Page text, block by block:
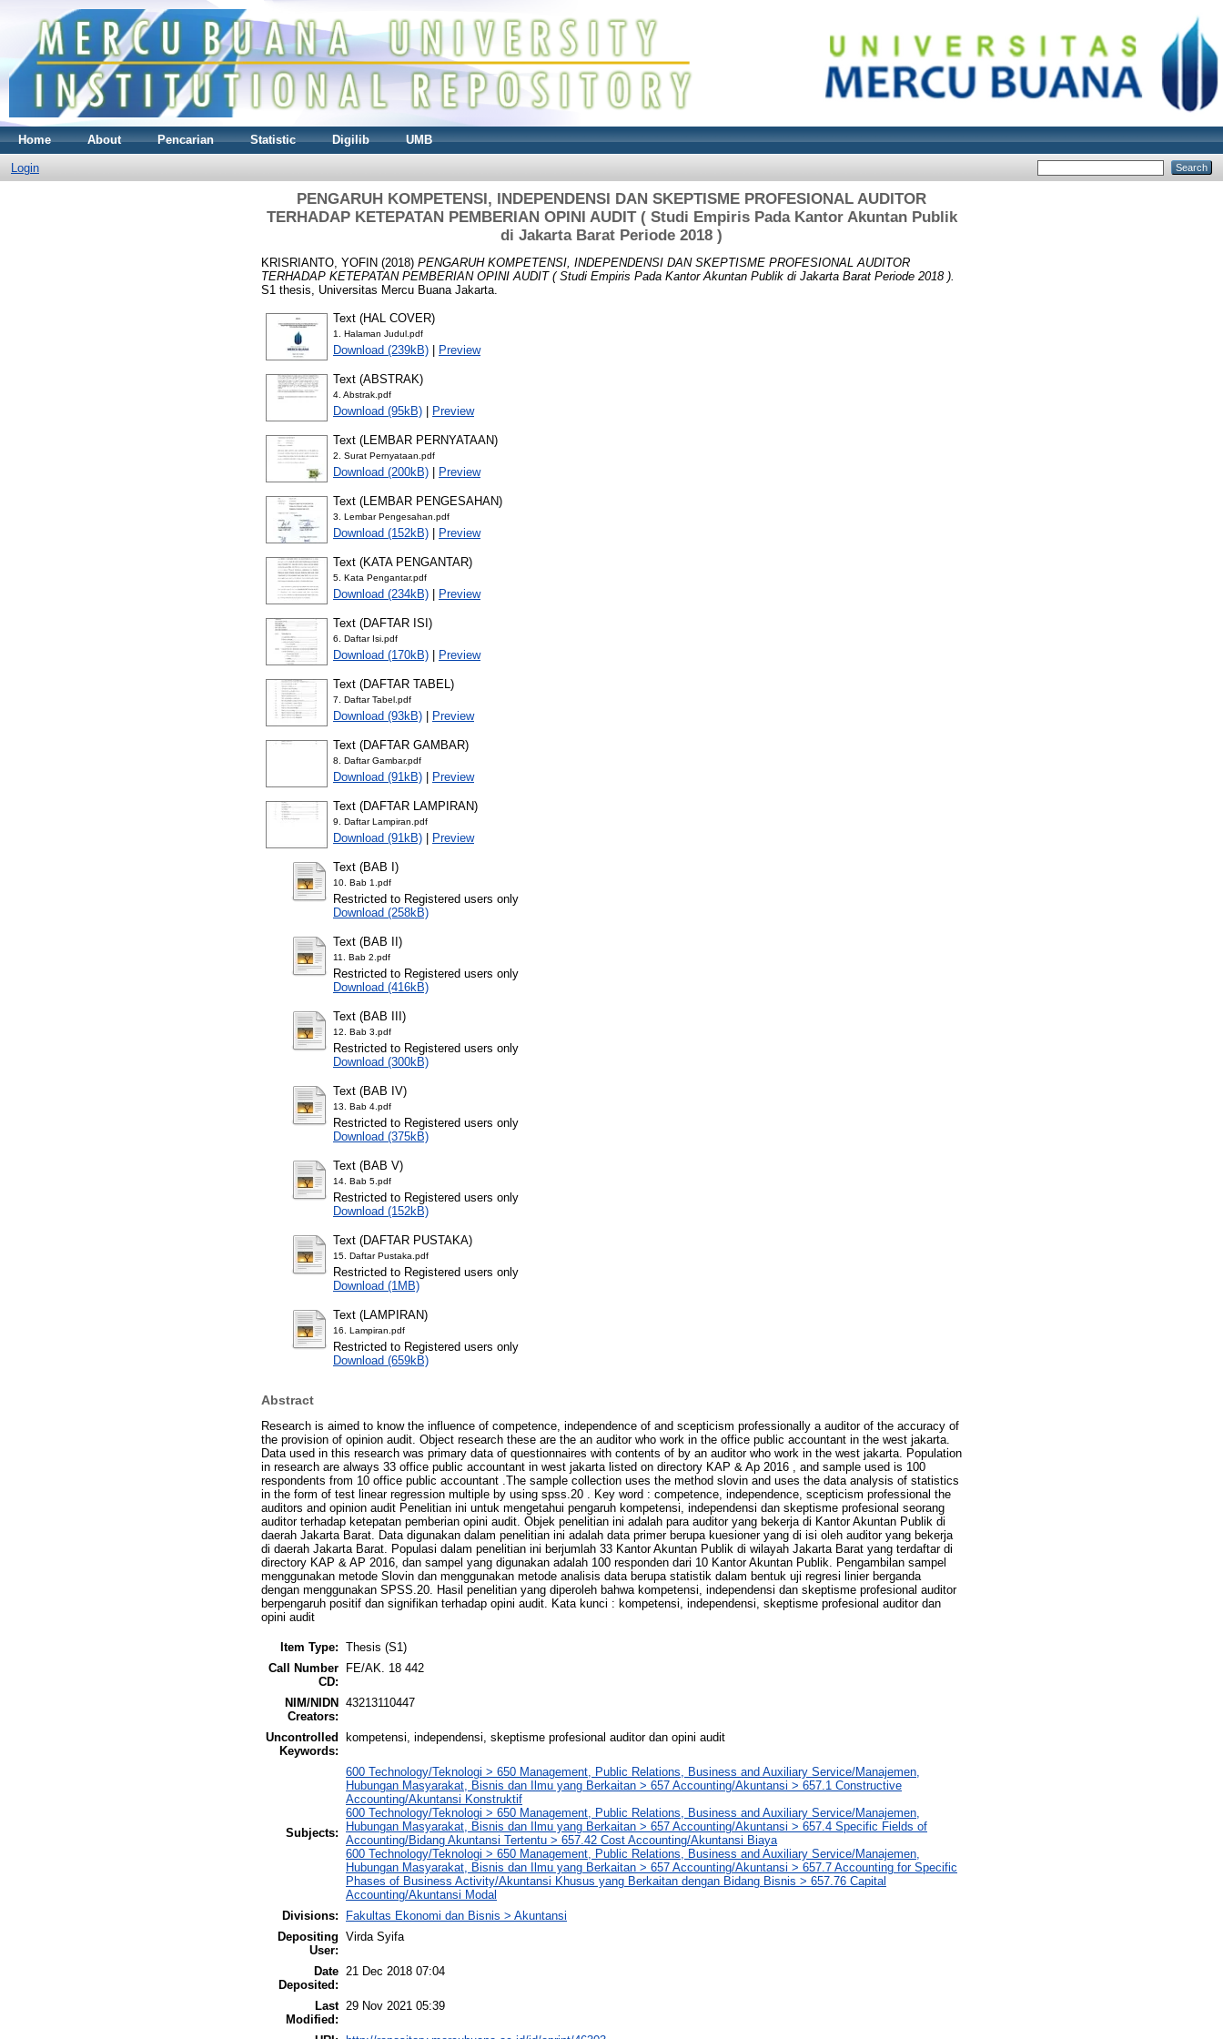
Home About Pencarian Statistic Digilib UMB
Login
PENGARUH KOMPETENSI, INDEPENDENSI DAN SKEPTISME PROFESIONAL AUDITOR
TERHADAP KETEPATAN PEMBERIAN OPINI AUDIT ( Studi Empiris Pada Kantor Akuntan Publik
di Jakarta Barat Periode 2018 )
KRISRIANTO, YOFIN (2018) PENGARUH KOMPETENSI, INDEPENDENSI DAN SKEPTISME PROFESIONAL AUDITOR
TERHADAP KETEPATAN PEMBERIAN OPINI AUDIT ( Studi Empiris Pada Kantor Akuntan Publik di Jakarta Barat Periode 2018 ).
S1 thesis, Universitas Mercu Buana Jakarta.
Text (HAL COVER)
1. Halaman Judul.pdf
Download (239kB) Preview
Text (ABSTRAK)
4. Abstrak.pdf
Download (95kB) Preview
Text (LEMBAR PERNYATAAN)
2. Surat Pernyataan.pdf
Download (200kB) Preview
Text (LEMBAR PENGESAHAN)
3. Lembar Pengesahan.pdf
Download (152kB) Preview
Text (KATA PENGANTAR)
5. Kata Pengantar.pdf
Download (234kB) Preview
Text (DAFTAR ISI)
6. Daftar Isi.pdf
Download (170kB) Preview
Text (DAFTAR TABEL)
7. Daftar Tabel.pdf
Download (93kB) Preview
Text (DAFTAR GAMBAR)
8. Daftar Gambar.pdf
Download (91kB) Preview
Text (DAFTAR LAMPIRAN)
9. Daftar Lampiran.pdf
Download (91kB) Preview
Text (BAB I)
10. Bab 1.pdf
Restricted to Registered users only
Download (258kB)
Text (BAB II)
11. Bab 2.pdf
Restricted to Registered users only
Download (416kB)
Text (BAB III)
12. Bab 3.pdf
Restricted to Registered users only
Download (300kB)
Text (BAB IV)
13. Bab 4.pdf
Restricted to Registered users only
Download (375kB)
Text (BAB V)
14. Bab 5.pdf
Restricted to Registered users only
Download (152kB)
Text (DAFTAR PUSTAKA)
15. Daftar Pustaka.pdf
Restricted to Registered users only
Download (1MB)
Text (LAMPIRAN)
16. Lampiran.pdf
Restricted to Registered users only
Download (659kB)
Abstract
Research is aimed to know the influence of competence, independence of and scepticism professionally a auditor of the accuracy of
the provision of opinion audit. Object research these are the an auditor who work in the office public accountant in the west jakarta.
Data used in this research was primary data of questionnaires with contents of by an auditor who work in the west jakarta. Population
in research are always 33 office public accountant in west jakarta listed on directory KAP & Ap 2016 , and sample used is 100
respondents from 10 office public accountant .The sample collection uses the method slovin and uses the data analysis of statistics
in the form of test linear regression multiple by using spss.20 . Key word : competence, independence, scepticism professional the
auditors and opinion audit Penelitian ini untuk mengetahui pengaruh kompetensi, independensi dan skeptisme profesional seorang
auditor terhadap ketepatan pemberian opini audit. Objek penelitian ini adalah para auditor yang bekerja di Kantor Akuntan Publik di
daerah Jakarta Barat. Data digunakan dalam penelitian ini adalah data primer berupa kuesioner yang di isi oleh auditor yang bekerja
di daerah Jakarta Barat. Populasi dalam penelitian ini berjumlah 33 Kantor Akuntan Publik di wilayah Jakarta Barat yang terdaftar di
directory KAP & AP 2016, dan sampel yang digunakan adalah 100 responden dari 10 Kantor Akuntan Publik. Pengambilan sampel
menggunakan metode Slovin dan menggunakan metode analisis data berupa statistik dalam bentuk uji regresi linier berganda
dengan menggunakan SPSS.20. Hasil penelitian yang diperoleh bahwa kompetensi, independensi dan skeptisme profesional auditor
berpengaruh positif dan signifikan terhadap opini audit. Kata kunci : kompetensi, independensi, skeptisme profesional auditor dan
opini audit
Item Type: Thesis (S1)
Call Number
CD:
FE/AK. 18 442
NIM/NIDN
Creators:
43213110447
Uncontrolled
Keywords:
kompetensi, independensi, skeptisme profesional auditor dan opini audit
Subjects:
600 Technology/Teknologi > 650 Management, Public Relations, Business and Auxiliary Service/Manajemen,
Hubungan Masyarakat, Bisnis dan Ilmu yang Berkaitan > 657 Accounting/Akuntansi > 657.1 Constructive
Accounting/Akuntansi Konstruktif
600 Technology/Teknologi > 650 Management, Public Relations, Business and Auxiliary Service/Manajemen,
Hubungan Masyarakat, Bisnis dan Ilmu yang Berkaitan > 657 Accounting/Akuntansi > 657.4 Specific Fields of
Accounting/Bidang Akuntansi Tertentu > 657.42 Cost Accounting/Akuntansi Biaya
600 Technology/Teknologi > 650 Management, Public Relations, Business and Auxiliary Service/Manajemen,
Hubungan Masyarakat, Bisnis dan Ilmu yang Berkaitan > 657 Accounting/Akuntansi > 657.7 Accounting for Specific
Phases of Business Activity/Akuntansi Khusus yang Berkaitan dengan Bidang Bisnis > 657.76 Capital
Accounting/Akuntansi Modal
Divisions:
Fakultas Ekonomi dan Bisnis > Akuntansi
Depositing
User:
Virda Syifa
Date
Deposited:
21 Dec 2018 07:04
Last
Modified:
29 Nov 2021 05:39